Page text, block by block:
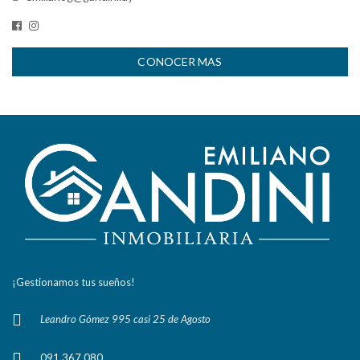
CONOCER MAS
¡Gestionamos tus sueños!
Leandro Gómez 995 casi 25 de Agosto